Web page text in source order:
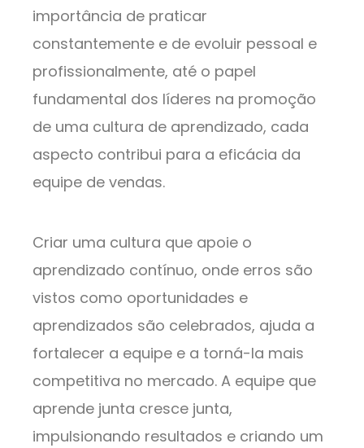
importância de praticar
constantemente e de evoluir pessoal e
profissionalmente, até o papel
fundamental dos líderes na promoção
de uma cultura de aprendizado, cada
aspecto contribui para a eficácia da
equipe de vendas.
Criar uma cultura que apoie o
aprendizado contínuo, onde erros são
vistos como oportunidades e
aprendizados são celebrados, ajuda a
fortalecer a equipe e a torná-la mais
competitiva no mercado. A equipe que
aprende junta cresce junta,
impulsionando resultados e criando um